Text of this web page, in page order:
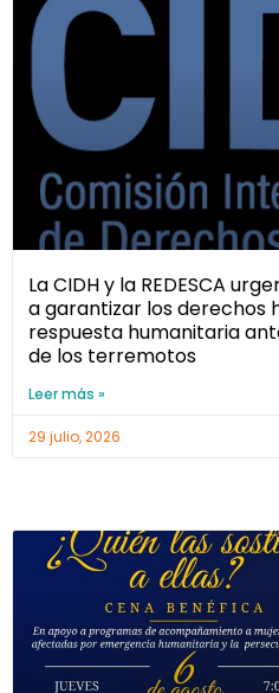
La CIDH y la REDESCA
a garantizar los derechos
respuesta humanitaria
de los terremotos
Leer más »
29 julio, 2026